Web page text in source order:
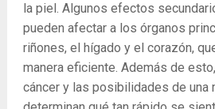
la piel. Algunos efectos
pueden afectar a los órganos
riñones, el hígado y el corazón,
manera eficiente. Además de
cáncer y las posibilidades de una